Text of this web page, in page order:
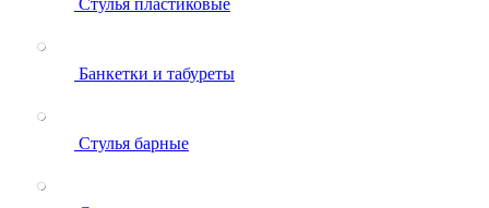
Стулья пластиковые
Банкетки и табуреты
Стулья барные